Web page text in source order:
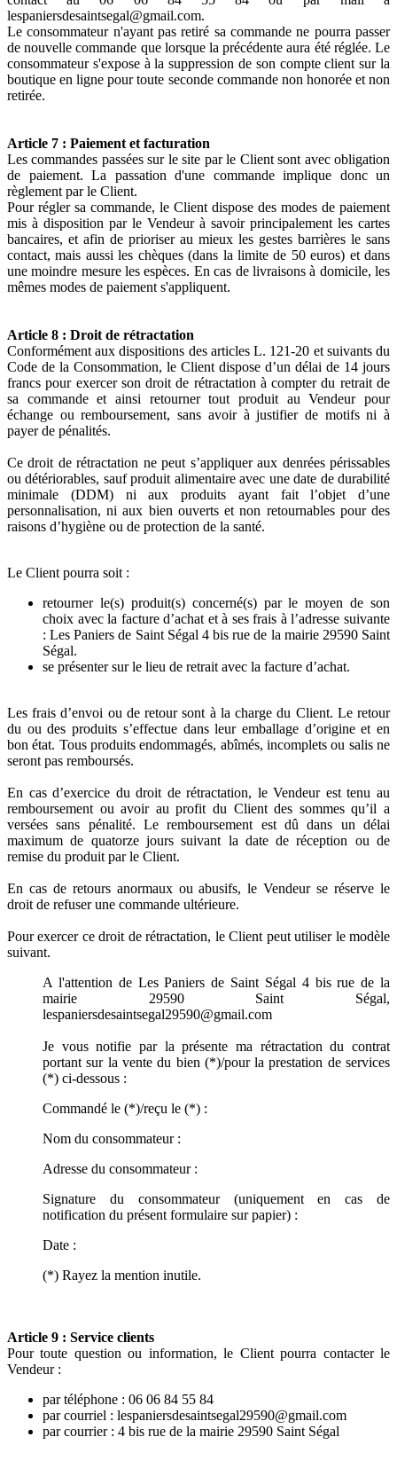
lespaniersdesaintsegal@gmail.com.
Le consommateur n'ayant pas retiré sa commande ne pourra passer
de nouvelle commande que lorsque la précédente aura été réglée. Le
consommateur s'expose à la suppression de son compte client sur la
boutique en ligne pour toute seconde commande non honorée et non
retirée.
Article 7 : Paiement et facturation
Les commandes passées sur le site par le Client sont avec obligation
de paiement. La passation d'une commande implique donc un
règlement par le Client.
Pour régler sa commande, le Client dispose des modes de paiement
mis à disposition par le Vendeur à savoir principalement les cartes
bancaires, et afin de prioriser au mieux les gestes barrières le sans
contact, mais aussi les chèques (dans la limite de 50 euros) et dans
une moindre mesure les espèces. En cas de livraisons à domicile, les
mêmes modes de paiement s'appliquent.
Article 8 : Droit de rétractation
Conformément aux dispositions des articles L. 121-20 et suivants du
Code de la Consommation, le Client dispose d’un délai de 14 jours
francs pour exercer son droit de rétractation à compter du retrait de
sa commande et ainsi retourner tout produit au Vendeur pour
échange ou remboursement, sans avoir à justifier de motifs ni à
payer de pénalités.
Ce droit de rétractation ne peut s’appliquer aux denrées périssables
ou détériorables, sauf produit alimentaire avec une date de durabilité
minimale (DDM) ni aux produits ayant fait l’objet d’une
personnalisation, ni aux bien ouverts et non retournables pour des
raisons d’hygiène ou de protection de la santé.
Le Client pourra soit :
retourner le(s) produit(s) concerné(s) par le moyen de son
choix avec la facture d’achat et à ses frais à l’adresse suivante
: Les Paniers de Saint Ségal 4 bis rue de la mairie 29590 Saint
Ségal.
se présenter sur le lieu de retrait avec la facture d’achat.
Les frais d’envoi ou de retour sont à la charge du Client. Le retour
du ou des produits s’effectue dans leur emballage d’origine et en
bon état. Tous produits endommagés, abîmés, incomplets ou salis ne
seront pas remboursés.
En cas d’exercice du droit de rétractation, le Vendeur est tenu au
remboursement ou avoir au profit du Client des sommes qu’il a
versées sans pénalité. Le remboursement est dû dans un délai
maximum de quatorze jours suivant la date de réception ou de
remise du produit par le Client.
En cas de retours anormaux ou abusifs, le Vendeur se réserve le
droit de refuser une commande ultérieure.
Pour exercer ce droit de rétractation, le Client peut utiliser le modèle
suivant.
A l'attention de Les Paniers de Saint Ségal 4 bis rue de la
mairie 29590 Saint Ségal,
lespaniersdesaintsegal29590@gmail.com
Je vous notifie par la présente ma rétractation du contrat
portant sur la vente du bien (*)/pour la prestation de services
(*) ci-dessous :
Commandé le (*)/reçu le (*) :
Nom du consommateur :
Adresse du consommateur :
Signature du consommateur (uniquement en cas de
notification du présent formulaire sur papier) :
Date :
(*) Rayez la mention inutile.
Article 9 : Service clients
Pour toute question ou information, le Client pourra contacter le
Vendeur :
par téléphone : 06 06 84 55 84
par courriel : lespaniersdesaintsegal29590@gmail.com
par courrier : 4 bis rue de la mairie 29590 Saint Ségal